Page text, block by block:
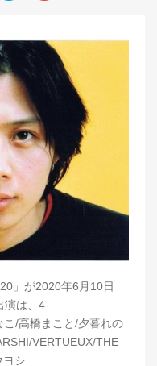
」が2020年6月10日
演は、4-
こ/高橋まこと/夕暮れの
VERTUEUX/THE
ヨシ